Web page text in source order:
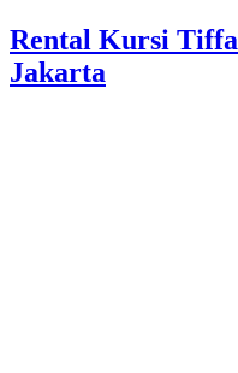
Rental Kursi
Jakarta